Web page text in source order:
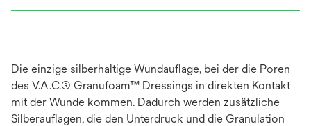
Die einzige silberhaltige Wundauflage, bei der die Poren
des V.A.C.® Granufoam™ Dressings in direkten Kontakt
mit der Wunde kommen. Dadurch werden zusätzliche
Silberauflagen, die den Unterdruck und die Granulation